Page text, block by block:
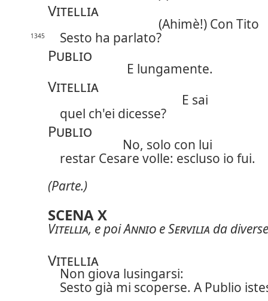
Vitellia
(Ahimè!) Con Tito
1345 Sesto ha parlato?
Publio
E lungamente.
Vitellia
E sai
quel ch'ei dicesse?
Publio
No, solo con lui
restar Cesare volle: escluso io fui.
(Parte.)
SCENA X
Vitellia, e poiAnnio eServilia da
Vitellia
Non giova lusingarsi:
Sesto già mi scoperse. A Publio